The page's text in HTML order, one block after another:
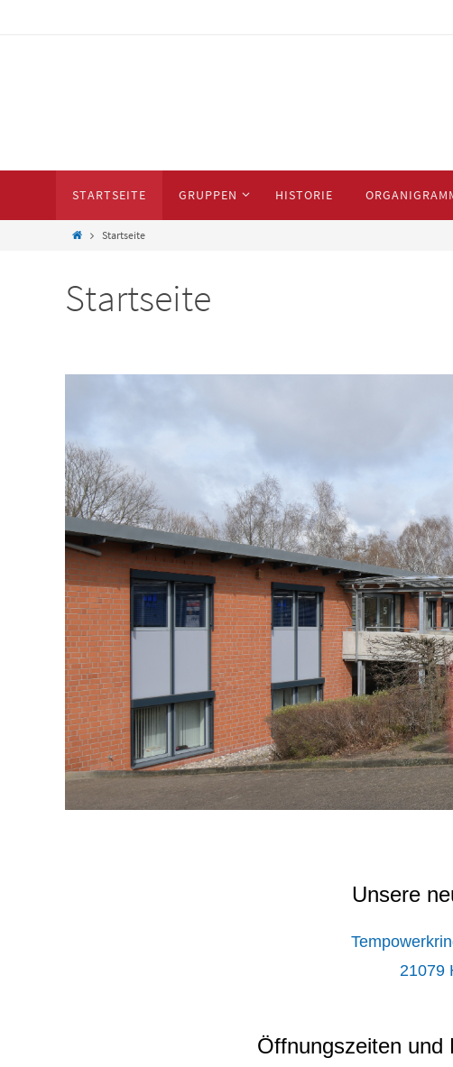
STARTSEITE GRUPPEN HISTORIE
Startseite
Startseite
Unsere
21079
Öffnungszeiten und